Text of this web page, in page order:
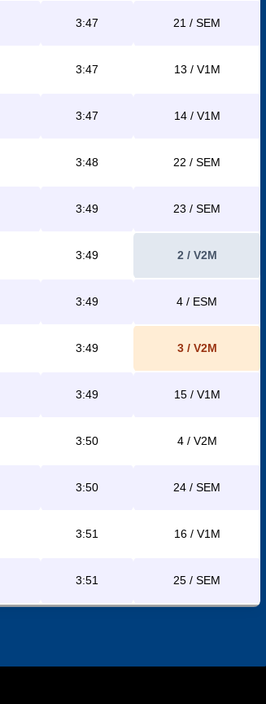
3:47 21 / SEM
3:47 13 / V1M
3:47 14 / V1M
3:48 22 / SEM
3:49 23 / SEM
3:49 2 / V2M
3:49 4 / ESM
3:49 3 / V2M
3:49 15 / V1M
3:50 4 / V2M
3:50 24 / SEM
3:51 16 / V1M
3:51 25 / SEM